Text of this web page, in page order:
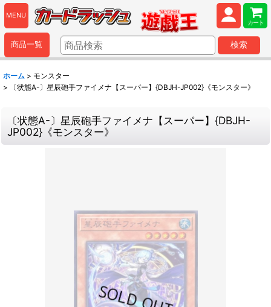
MENU
カート
商品一覧 検索
ホーム > モンスター
>
〔状態A-〕星辰砲手ファイメナ【スーパー】{DBJH-JP002}《モンスター》
〔状態A-〕星辰砲手ファイメナ【スーパー】{DBJH-
JP002}《モンスター》